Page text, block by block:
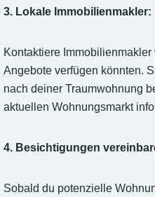
3. Lokale Immobilienmakler:
Kontaktiere
Angebote verfügen könnten.
nach deiner Traumwohnung
aktuellen Wohnungsmarkt
4. Besichtigungen
Sobald du potenzielle